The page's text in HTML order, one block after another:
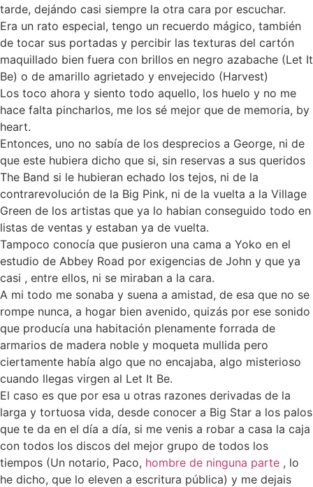
tarde, dejándo casi siempre la otra cara por escuchar.
Era un rato especial, tengo un recuerdo mágico, también
de tocar sus portadas y percibir las texturas del cartón
maquillado bien fuera con brillos en negro azabache (Let It
Be) o de amarillo agrietado y envejecido (Harvest)
Los toco ahora y siento todo aquello, los huelo y no me
hace falta pincharlos, me los sé mejor que de memoria, by
heart.
Entonces, uno no sabía de los desprecios a George, ni de
que este hubiera dicho que si, sin reservas a sus queridos
The Band si le hubieran echado los tejos, ni de la
contrarevolución de la Big Pink, ni de la vuelta a la Village
Green de los artistas que ya lo habian conseguido todo en
listas de ventas y estaban ya de vuelta.
Tampoco conocía que pusieron una cama a Yoko en el
estudio de Abbey Road por exigencias de John y que ya
casi , entre ellos, ni se miraban a la cara.
A mi todo me sonaba y suena a amistad, de esa que no se
rompe nunca, a hogar bien avenido, quizás por ese sonido
que producía una habitación plenamente forrada de
armarios de madera noble y moqueta mullida pero
ciertamente había algo que no encajaba, algo misterioso
cuando llegas virgen al Let It Be.
El caso es que por esa u otras razones derivadas de la
larga y tortuosa vida, desde conocer a Big Star a los palos
que te da en el día a día, si me venis a robar a casa la caja
con todos los discos del mejor grupo de todos los
tiempos (Un notario, Paco, hombre de ninguna parte , lo
he dicho, que lo eleven a escritura pública) y me dejais